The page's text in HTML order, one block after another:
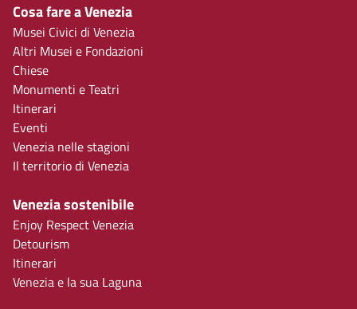
Cosa fare a Venezia
Musei Civici di Venezia
Altri Musei e Fondazioni
Chiese
Monumenti e Teatri
Itinerari
Eventi
Venezia nelle stagioni
Il territorio di Venezia
Venezia sostenibile
Enjoy Respect Venezia
Detourism
Itinerari
Venezia e la sua Laguna